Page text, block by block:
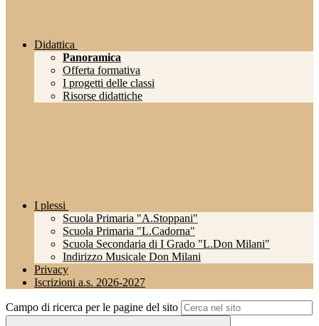
Didattica
Panoramica
Offerta formativa
I progetti delle classi
Risorse didattiche
I plessi
Scuola Primaria "A.Stoppani"
Scuola Primaria "L.Cadorna"
Scuola Secondaria di I Grado "L.Don Milani"
Indirizzo Musicale Don Milani
Privacy
Iscrizioni a.s. 2026-2027
Campo di ricerca per le pagine del sito